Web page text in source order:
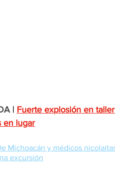
|
Fuerte explosión en
en lugar
Michoacán y médicos
excursión